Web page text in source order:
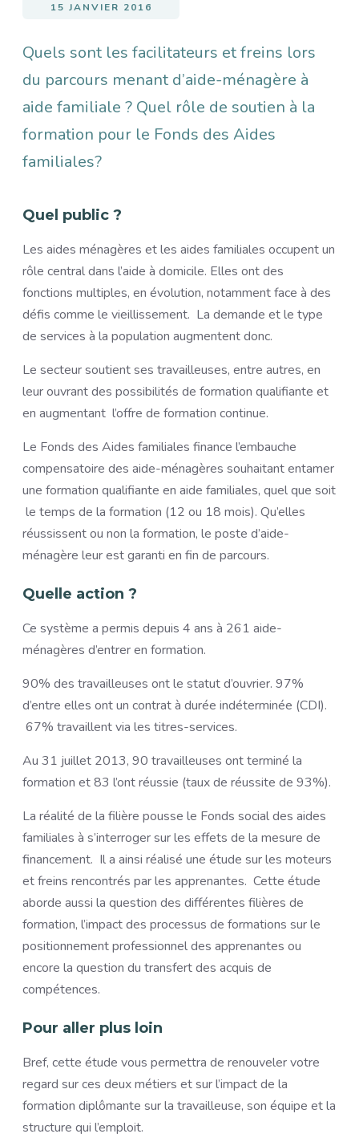
15 JANVIER 2016
Quels sont les facilitateurs et freins lors
du parcours menant d’aide-ménagère à
aide familiale ? Quel rôle de soutien à la
formation pour le Fonds des Aides
familiales?
Quel public ?
Les aides ménagères et les aides familiales occupent un
rôle central dans l’aide à domicile. Elles ont des
fonctions multiples, en évolution, notamment face à des
défis comme le vieillissement. La demande et le type
de services à la population augmentent donc.
Le secteur soutient ses travailleuses, entre autres, en
leur ouvrant des possibilités de formation qualifiante et
en augmentant l’offre de formation continue.
Le Fonds des Aides familiales finance l’embauche
compensatoire des aide-ménagères souhaitant entamer
une formation qualifiante en aide familiales, quel que soit
le temps de la formation (12 ou 18 mois). Qu’elles
réussissent ou non la formation, le poste d’aide-
ménagère leur est garanti en fin de parcours.
Quelle action ?
Ce système a permis depuis 4 ans à 261 aide-
ménagères d’entrer en formation.
90% des travailleuses ont le statut d’ouvrier. 97%
d’entre elles ont un contrat à durée indéterminée (CDI).
67% travaillent via les titres-services.
Au 31 juillet 2013, 90 travailleuses ont terminé la
formation et 83 l’ont réussie (taux de réussite de 93%).
La réalité de la filière pousse le Fonds social des aides
familiales à s’interroger sur les effets de la mesure de
financement. Il a ainsi réalisé une étude sur les moteurs
et freins rencontrés par les apprenantes. Cette étude
aborde aussi la question des différentes filières de
formation, l’impact des processus de formations sur le
positionnement professionnel des apprenantes ou
encore la question du transfert des acquis de
compétences.
Pour aller plus loin
Bref, cette étude vous permettra de renouveler votre
regard sur ces deux métiers et sur l’impact de la
formation diplômante sur la travailleuse, son équipe et la
structure qui l’emploit.